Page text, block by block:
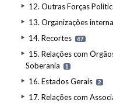
12. Outras Forças
13. Organizações
14. Recortes 47
15. Relações com
Soberania
1
16. Estados Gerais 2
17. Relações com